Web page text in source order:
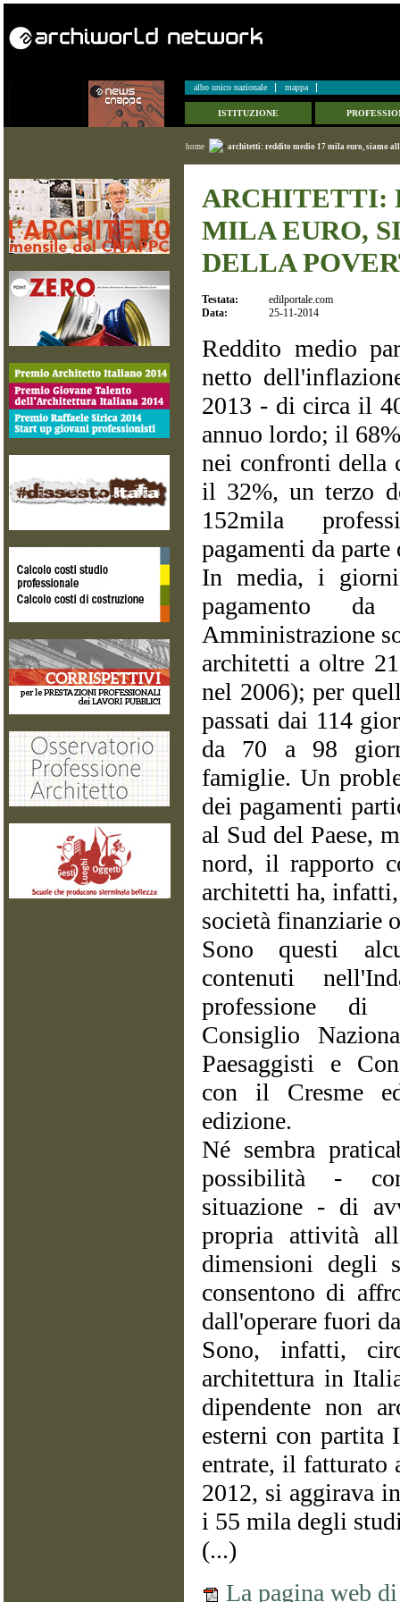
albo unico nazionale mappa
ISTITUZIONE
home architetti: reddito medio 17 mila euro, siamo
ARCHITETTI:
MILA EURO,
DELLA
Testata:
edilportale.com
Data:
25-11-2014
Reddito medio
netto
2013 - di circa il
annuo lordo; il
nei confronti della
il 32%, un terzo
152mila
pagamenti da
In media, i giorni
pagamento
Amministrazione
architetti a oltre
nel 2006); per
passati dai 114
da 70 a 98
famiglie. Un
dei pagamenti
al Sud del Paese,
nord, il rapporto
architetti ha,
società finanziarie
Sono questi
contenuti
professione di
Consiglio
Paesaggisti e
con il Cresme
edizione.
Né sembra
possibilità -
situazione - di
propria attività
dimensioni degli
consentono di
dall'operare fuori
Sono, infatti,
architettura in
dipendente non
esterni con partita
entrate, il fatturato
2012, si aggirava
i 55 mila degli
(...)
La pagina web